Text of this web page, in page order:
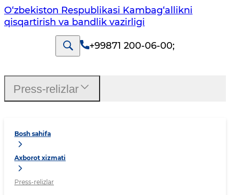
O‘zbekiston Respublikasi Kambag‘allikni
qisqartirish va bandlik vazirligi
+99871 200-06-00;
Bosh sahifa
Axborot xizmati
Press-relizlar
Press-relizlar